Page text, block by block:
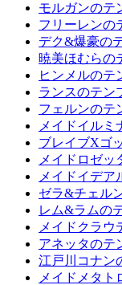
モルガンのテ
フリーレンの
デク&爆豪の
暁美ほむらの
ヒンメルのテ
ランスのテン
フェルンのテ
メイドイルミ
ブレイブXゴ
メイドロゼッ
メイドイデア
ゼラ&チェル
レム&ラムの
メイドクラウ
アネッタのテ
江戸川コナン
メイドメタト